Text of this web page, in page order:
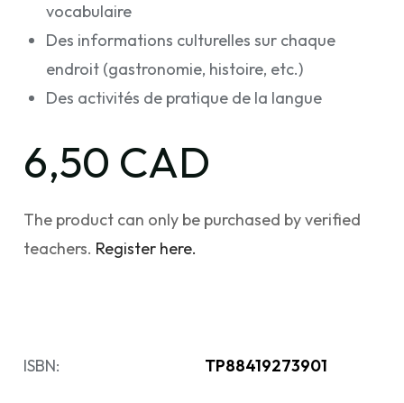
vocabulaire
Des informations culturelles sur chaque
endroit (gastronomie, histoire, etc.)
Des activités de pratique de la langue
6,50 CAD
The product can only be purchased by verified
teachers. Register here.
ISBN: TP88419273901